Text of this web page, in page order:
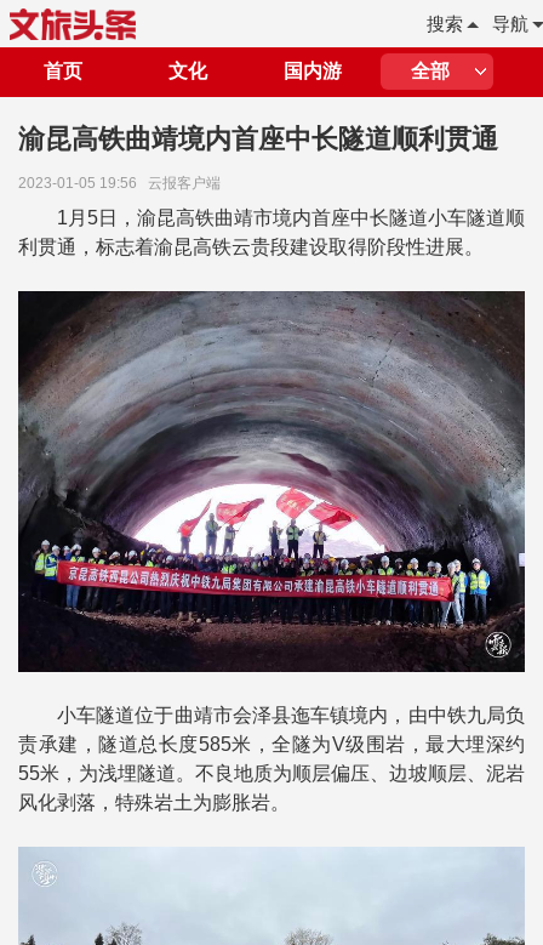
导航
搜索
首页 文化 国内游 全部
渝昆高铁曲靖境内首座中长隧道顺利贯通
2023-01-05 19:56 云报客户端
1月5日，渝昆高铁曲靖市境内首座中长隧道小车隧道顺
利贯通，标志着渝昆高铁云贵段建设取得阶段性进展。
小车隧道位于曲靖市会泽县迤车镇境内，由中铁九局负
责承建，隧道总长度585米，全隧为V级围岩，最大埋深约
55米，为浅埋隧道。不良地质为顺层偏压、边坡顺层、泥岩
风化剥落，特殊岩土为膨胀岩。